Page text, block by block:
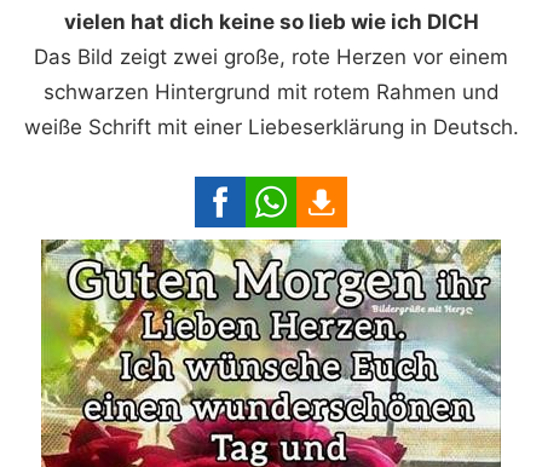
vielen hat dich keine so lieb wie ich DICH
Das Bild zeigt zwei große, rote Herzen vor einem
schwarzen Hintergrund mit rotem Rahmen und
weiße Schrift mit einer Liebeserklärung in Deutsch.